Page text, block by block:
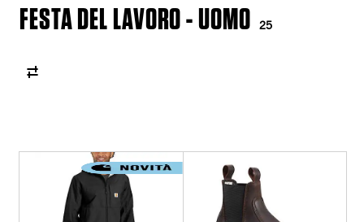
FESTA DEL LAVORO - UOMO 25